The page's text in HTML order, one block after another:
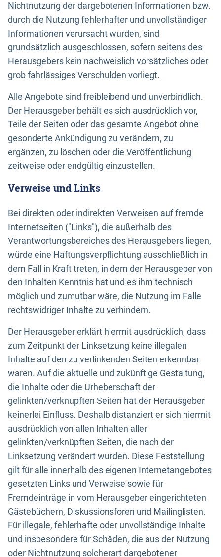
Nichtnutzung der dargebotenen Informationen bzw.
durch die Nutzung fehlerhafter und unvollständiger
Informationen verursacht wurden, sind
grundsätzlich ausgeschlossen, sofern seitens des
Herausgebers kein nachweislich vorsätzliches oder
grob fahrlässiges Verschulden vorliegt.
Alle Angebote sind freibleibend und unverbindlich.
Der Herausgeber behält es sich ausdrücklich vor,
Teile der Seiten oder das gesamte Angebot ohne
gesonderte Ankündigung zu verändern, zu
ergänzen, zu löschen oder die Veröffentlichung
zeitweise oder endgültig einzustellen.
Verweise und Links
Bei direkten oder indirekten Verweisen auf fremde
Internetseiten ("Links"), die außerhalb des
Verantwortungsbereiches des Herausgebers liegen,
würde eine Haftungsverpflichtung ausschließlich in
dem Fall in Kraft treten, in dem der Herausgeber von
den Inhalten Kenntnis hat und es ihm technisch
möglich und zumutbar wäre, die Nutzung im Falle
rechtswidriger Inhalte zu verhindern.
Der Herausgeber erklärt hiermit ausdrücklich, dass
zum Zeitpunkt der Linksetzung keine illegalen
Inhalte auf den zu verlinkenden Seiten erkennbar
waren. Auf die aktuelle und zukünftige Gestaltung,
die Inhalte oder die Urheberschaft der
gelinkten/verknüpften Seiten hat der Herausgeber
keinerlei Einfluss. Deshalb distanziert er sich hiermit
ausdrücklich von allen Inhalten aller
gelinkten/verknüpften Seiten, die nach der
Linksetzung verändert wurden. Diese Feststellung
gilt für alle innerhalb des eigenen Internetangebotes
gesetzten Links und Verweise sowie für
Fremdeinträge in vom Herausgeber eingerichteten
Gästebüchern, Diskussionsforen und Mailinglisten.
Für illegale, fehlerhafte oder unvollständige Inhalte
und insbesondere für Schäden, die aus der Nutzung
oder Nichtnutzung solcherart dargebotener